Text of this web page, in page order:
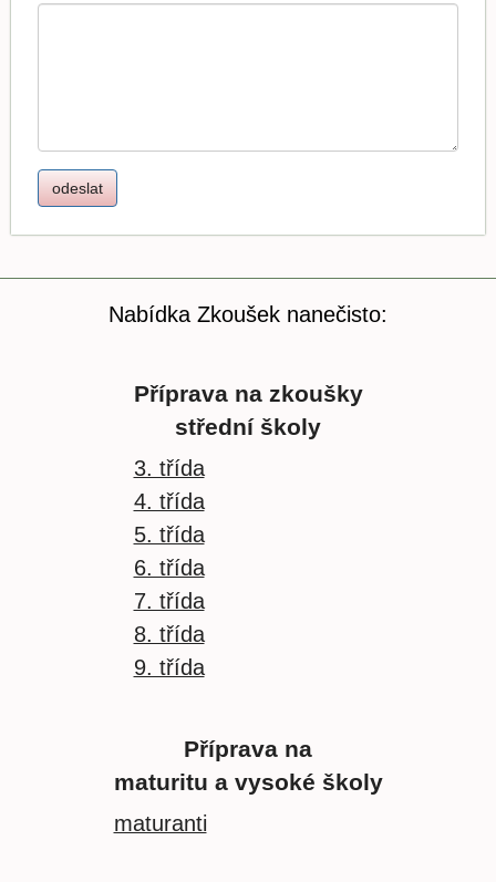
Nabídka Zkoušek nanečisto:
Příprava na zkoušky
střední školy
3. třída
4. třída
5. třída
6. třída
7. třída
8. třída
9. třída
Příprava na
maturitu a vysoké školy
maturanti